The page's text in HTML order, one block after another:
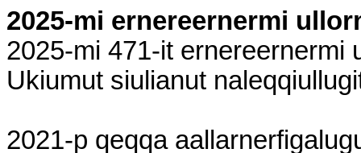
2025-mi ernereernermi
2025-mi 471-it ernereernermi
Ukiumut siulianut
2021-p qeqqa